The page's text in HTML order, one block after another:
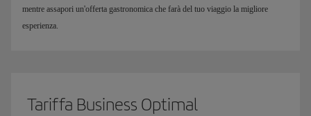
mentre assapori un'offerta gastronomica che farà del tuo viaggio la migliore
esperienza.
Tariffa Business Optimal